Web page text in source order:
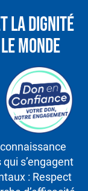
la dignité
monde
s’engagent
: Respect